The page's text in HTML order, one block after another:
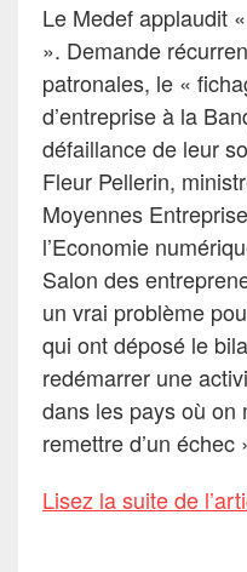
Le Medef applaudit
». Demande
patronales, le «
d’entreprise à la
défaillance de leur
Fleur Pellerin,
Moyennes
l’Economie
Salon des
un vrai problème
qui ont déposé le
redémarrer une
dans les pays où on
remettre d’un
Lisez la suite de